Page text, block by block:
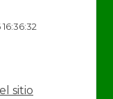
sitio